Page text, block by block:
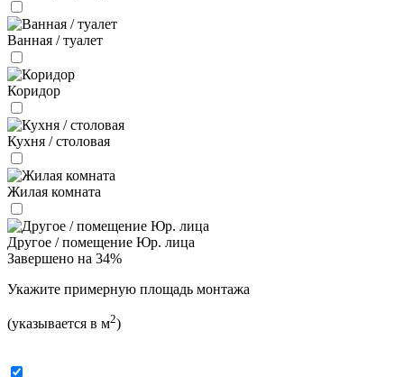
Ванная / туалет
Коридор
Кухня / столовая
Жилая комната
Другое / помещение Юр. лица
Завершено на 34%
Укажите примерную площадь монтажа
(указывается в м2)